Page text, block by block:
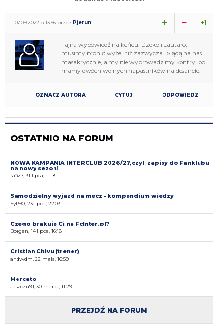
07.09.2022 o 13:56 przez Pjerun +1
Fajna wypowiedź na końcu. Dzeko i Lautaro,
musimy bronić wyżej niż zazwyczaj. Siądą na nas
masakrycznie, a my nie wyprowadzimy kontry, bo
mamy dwóch wolnych napastników na desancie.
OZNACZ AUTORA CYTUJ ODPOWIEDZ
OSTATNIO NA FORUM
NOWA KAMPANIA INTERCLUB 2026/27,czyli zapisy do Fanklubu
na nowy sezon!
rafi27, 31 lipca, 11:18
Samodzielny wyjazd na mecz - kompendium wiedzy
SyR90, 23 lipca, 22:03
Czego brakuje Ci na FcInter.pl?
Borgen, 14 lipca, 16:18
Cristian Chivu (trener)
andyvdm, 22 maja, 16:59
Mercato
Jaszczu91, 30 marca, 11:29
PRZEJDŹ NA FORUM